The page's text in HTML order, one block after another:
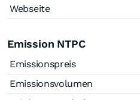
Webseite
Emission NTPC
Emissionspreis
Emissionsvolumen